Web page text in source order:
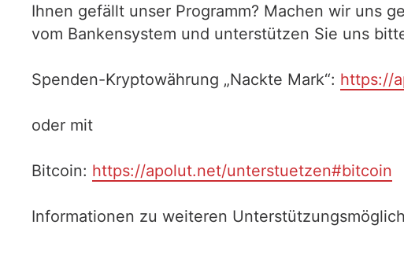
Ihnen gefällt unser Programm? Machen wir uns
vom Bankensystem und unterstützen Sie uns
Spenden-Kryptowährung „Nackte Mark“: https://
oder mit
Bitcoin: https://apolut.net/unterstuetzen#bitcoin
Informationen zu weiteren